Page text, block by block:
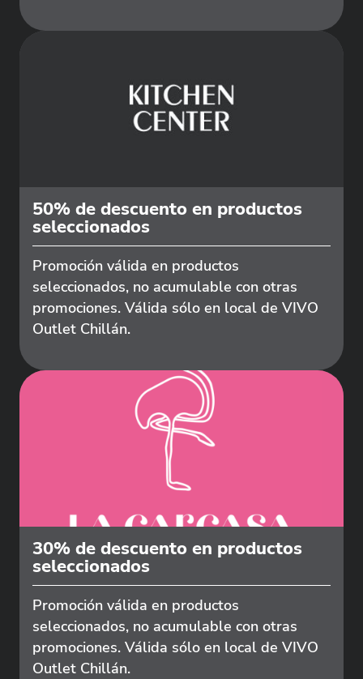
50% de descuento en productos
seleccionados
Promoción válida en productos
seleccionados, no acumulable con otras
promociones. Válida sólo en local de VIVO
Outlet Chillán.
30% de descuento en productos
seleccionados
Promoción válida en productos
seleccionados, no acumulable con otras
promociones. Válida sólo en local de VIVO
Outlet Chillán.